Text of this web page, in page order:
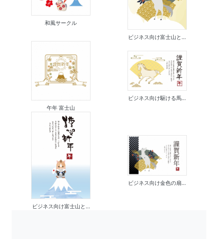
和風サークル
ビジネス向け富士山と...
午年 富士山
ビジネス向け駆ける馬...
ビジネス向け富士山と...
ビジネス向け金色の扇...